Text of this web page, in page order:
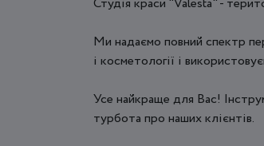
Ми надаємо повний спектр
і косметології і
Усе найкраще для Вас!
турбота про наших клієнтів.